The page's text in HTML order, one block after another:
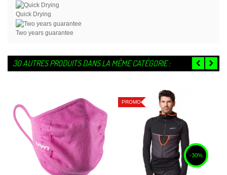
Quick Drying
Two years guarantee
30 AUTRES PRODUITS DANS LA MÊME CATÉGORIE :
PROMO
-30%